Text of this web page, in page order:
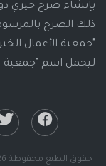
بإنشاء صرح خيري
ليحمل اسم "جمعية
حقوق الطبع محفوظة 2026 جمعية الشارقة الخيرية.